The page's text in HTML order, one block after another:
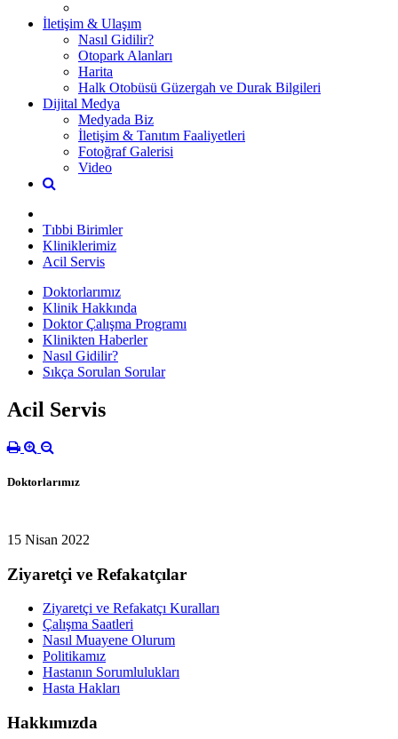
İletişim & Ulaşım
Nasıl Gidilir?
Otopark Alanları
Harita
Halk Otobüsü Güzergah ve Durak Bilgileri
Dijital Medya
Medyada Biz
İletişim & Tanıtım Faaliyetleri
Fotoğraf Galerisi
Video
Tıbbi Birimler
Kliniklerimiz
Acil Servis
Doktorlarımız
Klinik Hakkında
Doktor Çalışma Programı
Klinikten Haberler
Nasıl Gidilir?
Sıkça Sorulan Sorular
Acil Servis
Doktorlarımız
15 Nisan 2022
Ziyaretçi ve Refakatçılar
Ziyaretçi ve Refakatçı Kuralları
Çalışma Saatleri
Nasıl Muayene Olurum
Politikamız
Hastanın Sorumlulukları
Hasta Hakları
Hakkımızda